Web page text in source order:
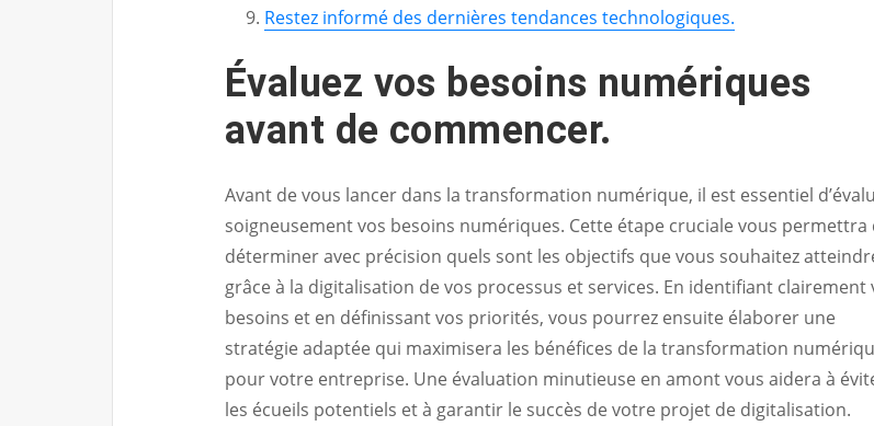
Restez informé des dernières tendances technologiques.
Évaluez vos besoins numériques
avant de commencer.
Avant de vous lancer dans la transformation numérique, il est essentiel
soigneusement vos besoins numériques. Cette étape cruciale vous permettra
déterminer avec précision quels sont les objectifs que vous souhaitez
grâce à la digitalisation de vos processus et services. En identifiant clairement
besoins et en définissant vos priorités, vous pourrez ensuite élaborer une
stratégie adaptée qui maximisera les bénéfices de la transformation
pour votre entreprise. Une évaluation minutieuse en amont vous aidera à
les écueils potentiels et à garantir le succès de votre projet de digitalisation.